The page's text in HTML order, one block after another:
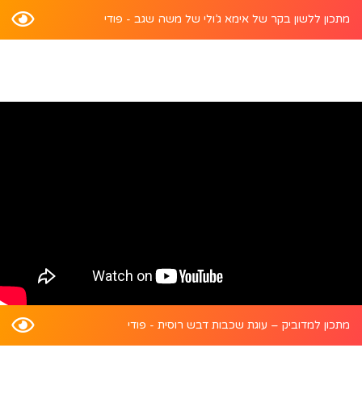
מתכון ללשון בקר של אימא ג’ולי של משה שגב - פודי
מתכון למדוביק – עוגת שכבות דבש רוסית - פודי